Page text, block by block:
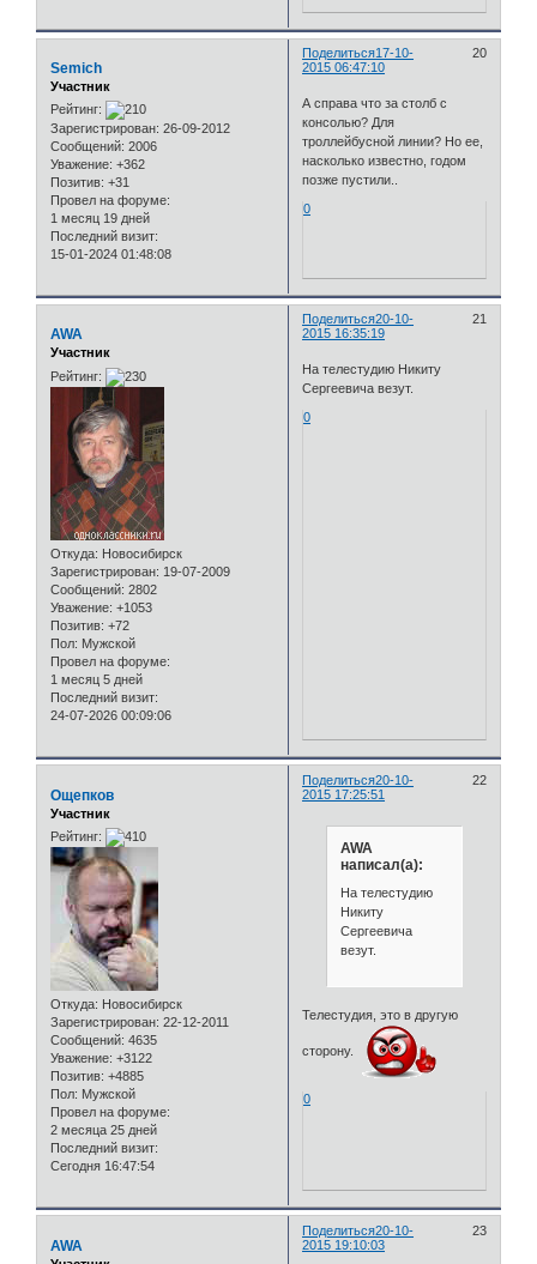
Поделиться 20
17-10-
2015 06:47:10
Semich
Участник
Рейтинг:
Зарегистрирован: 26-09-2012
Сообщений: 2006
Уважение: +362
Позитив: +31
Провел на форуме:
1 месяц 19 дней
Последний визит:
15-01-2024 01:48:08
А справа что за столб с
консолью? Для
троллейбусной линии? Но ее,
насколько известно, годом
позже пустили..
0
Поделиться 21
20-10-
2015 16:35:19
AWA
Участник
Рейтинг:
Откуда: Новосибирск
Зарегистрирован: 19-07-2009
Сообщений: 2802
Уважение: +1053
Позитив: +72
Пол: Мужской
Провел на форуме:
1 месяц 5 дней
Последний визит:
24-07-2026 00:09:06
На телестудию Никиту
Сергеевича везут.
0
Поделиться 22
20-10-
2015 17:25:51
Ощепков
Участник
Рейтинг:
Откуда: Новосибирск
Зарегистрирован: 22-12-2011
Сообщений: 4635
Уважение: +3122
Позитив: +4885
Пол: Мужской
Провел на форуме:
2 месяца 25 дней
Последний визит:
Сегодня 16:47:54
AWA
написал(а):
На телестудию
Никиту
Сергеевича
везут.
Телестудия, это в другую
сторону.
0
Поделиться 23
20-10-
2015 19:10:03
AWA